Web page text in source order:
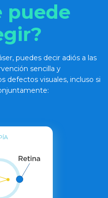
puede
puedes decir adiós a las
sencilla y
defectos visuales, incluso si